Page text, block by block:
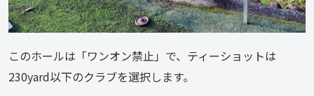
このホールは「ワンオン禁止」で、ティーショットは
230yard以下のクラブを選択します。